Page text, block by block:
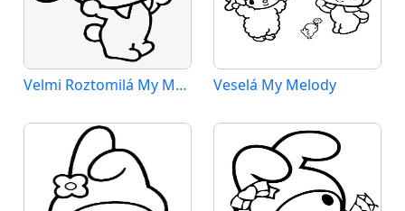
Velmi Roztomilá My Melody Veselá My Melody